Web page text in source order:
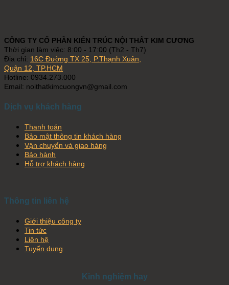
CÔNG TY CỔ PHẦN KIẾN TRÚC NỘI THẤT KIM CƯƠNG
Thời gian làm việc: 8:00 - 17:00 (Th2 - Th7)
Địa chỉ: 16C Đường TX 25, P.Thạnh Xuân,
Quận 12, TP.HCM
Hotline: 0934.273.000
Email: noithatkimcuongvn@gmail.com
Dịch vụ khách hàng
Thanh toán
Bảo mật thông tin khách hàng
Vận chuyển và giao hàng
Bảo hành
Hỗ trợ khách hàng
Thông tin liên hệ
Giới thiệu công ty
Tin tức
Liên hệ
Tuyển dụng
Kinh nghiệm hay